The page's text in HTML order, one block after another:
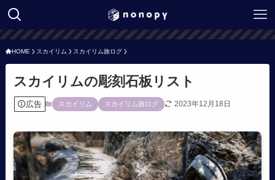
HOME スカイリム スカイリム旅ログ
スカイリムの彫刻石板リスト
広告 スカイリム スカイリム旅ログ 2023年12月18日